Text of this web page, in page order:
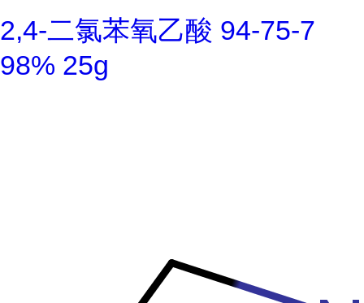
2,4-二氯苯氧乙酸 94-75-7
98% 25g